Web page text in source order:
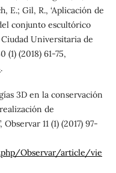
E.; Gil, R., ‘Aplicación de
conjunto escultórico
Universitaria de
(1) (2018) 61-75,
.
3D en la conservación
de
11 (1) (2017) 97-
Observar/article/vie